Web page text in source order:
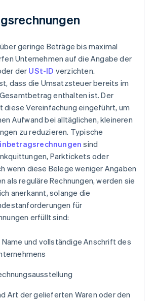
geringe Beträge bis maximal
Unternehmen auf die Angabe der
der USt-ID verzichten.
dass die Umsatzsteuer bereits im
enthalten ist. Der
diese Vereinfachung eingeführt, um
Aufwand bei alltäglichen, kleineren
zu reduzieren. Typische
sind
Parktickets oder
wenn diese Belege weniger Angaben
als reguläre Rechnungen, werden sie
anerkannt, solange die
für
erfüllt sind:
und vollständige Anschrift des
Art der gelieferten Waren oder den